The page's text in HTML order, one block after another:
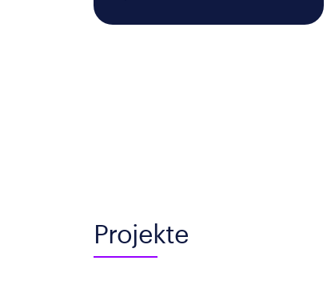
Projekte